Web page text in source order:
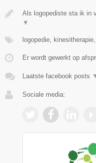
Als logopediste sta ik in
▼
logopedie,
Er wordt gewerkt op
Laatste facebook posts
Sociale media: